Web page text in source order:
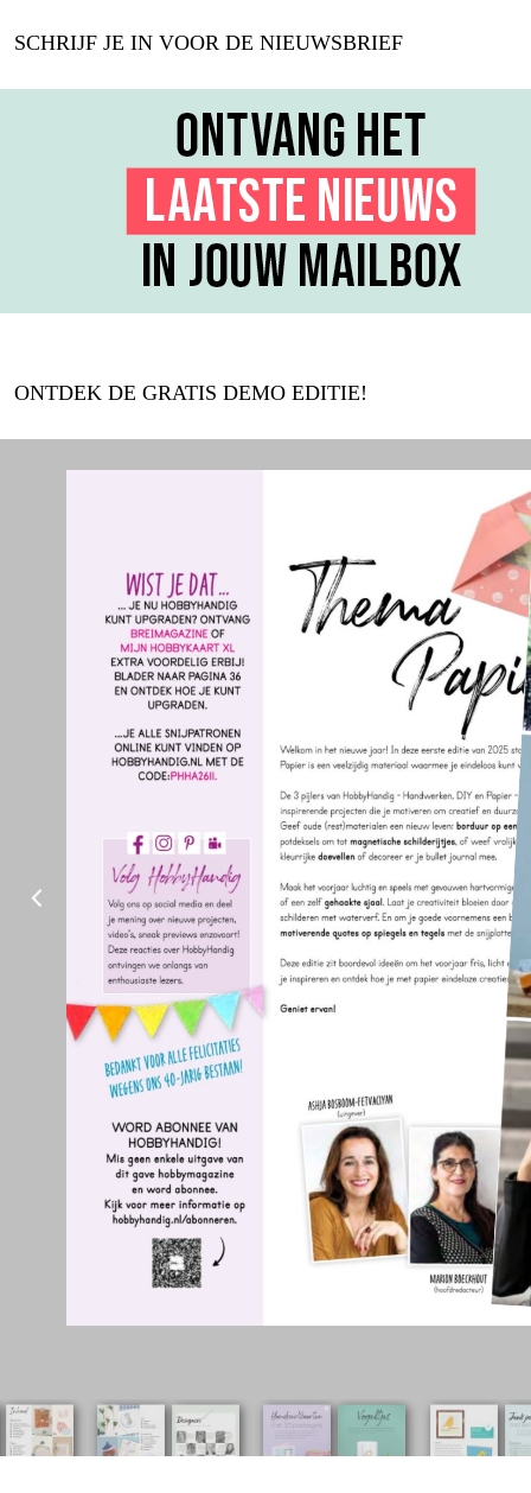
SCHRIJF JE IN VOOR DE NIEUWSBRIEF
ONTDEK DE GRATIS DEMO EDITIE!